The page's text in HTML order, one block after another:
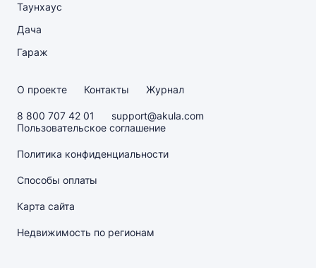
Таунхаус
Дача
Гараж
О проекте Контакты Журнал
8 800 707 42 01
support@akula.com
Пользовательское соглашение
Политика конфиденциальности
Способы оплаты
Карта сайта
Недвижимость по регионам